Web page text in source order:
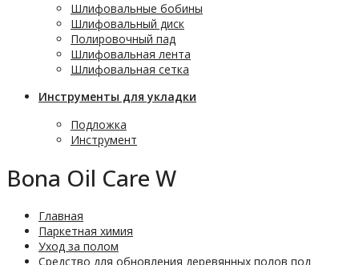
Шлифовальные бобины
Шлифовальный диск
Полировочный пад
Шлифовальная лента
Шлифовальная сетка
Инструменты для укладки
Подложка
Инструмент
Bona Oil Care W
Главная
Паркетная химия
Уход за полом
Средство для обновления деревянных полов под